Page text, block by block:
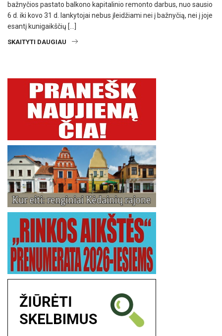
bažnyčios pastato balkono kapitalinio remonto darbus, nuo sausio
6 d. iki kovo 31 d. lankytojai nebus įleidžiami nei į bažnyčią, nei į joje
esantį kunigaikščių […]
SKAITYTI DAUGIAU